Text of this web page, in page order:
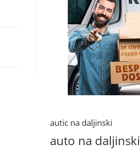
autic na daljinski
auto na daljinski